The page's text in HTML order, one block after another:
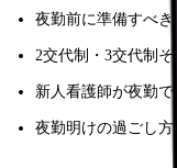
夜勤前に準備すべ
2交代制・3交代制
新人看護師が夜勤
夜勤明けの過ごし方